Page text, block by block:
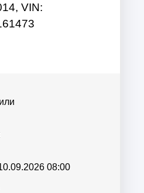
VIN:
08:00